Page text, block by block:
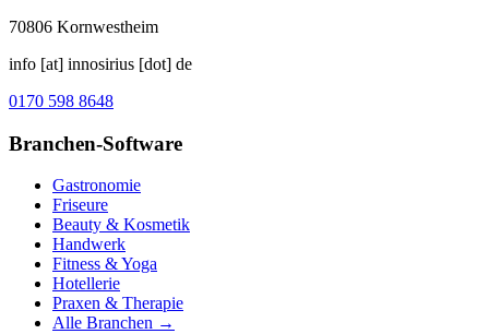
70806 Kornwestheim
info [at] innosirius [dot] de
0170 598 8648
Branchen-Software
Gastronomie
Friseure
Beauty & Kosmetik
Handwerk
Fitness & Yoga
Hotellerie
Praxen & Therapie
Alle Branchen →